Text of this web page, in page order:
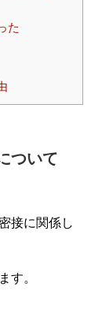
た
ついて
接に関係し
す。